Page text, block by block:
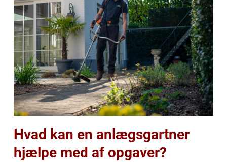
Hvad kan en anlægsgartner
hjælpe med af opgaver?